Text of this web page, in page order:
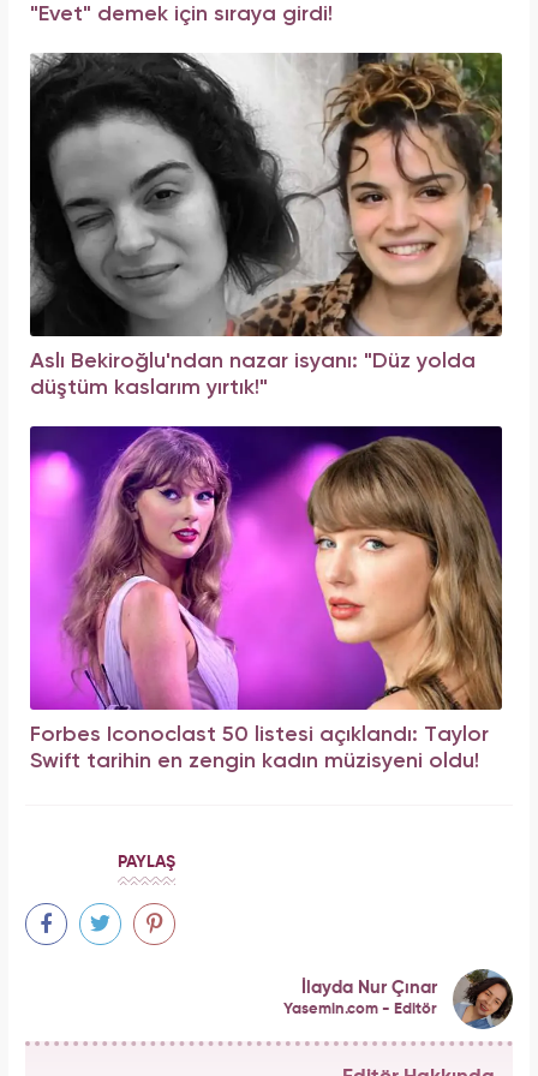
"Evet" demek için sıraya girdi!
Aslı Bekiroğlu'ndan nazar isyanı: "Düz yolda
düştüm kaslarım yırtık!"
Forbes Iconoclast 50 listesi açıklandı: Taylor
Swift tarihin en zengin kadın müzisyeni oldu!
PAYLAŞ
İlayda Nur Çınar
Yasemin.com - Editör